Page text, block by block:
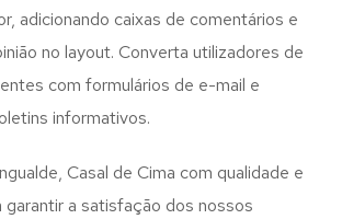
adicionando caixas de comentários e
no layout. Converta utilizadores de
com formulários de e-mail e
informativos.
Casal de Cima com qualidade e
garantir a satisfação dos nossos